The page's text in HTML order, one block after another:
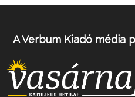
A Verbum Kiadó média